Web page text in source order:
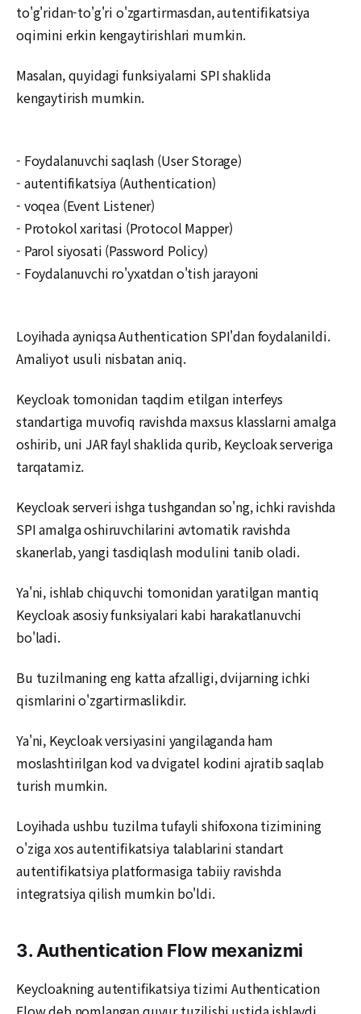
to'g'ridan-to'g'ri o'zgartirmasdan, autentifikatsiya
oqimini erkin kengaytirishlari mumkin.
Masalan, quyidagi funksiyalarni SPI shaklida
kengaytirish mumkin.
- Foydalanuvchi saqlash (User Storage)
- autentifikatsiya (Authentication)
- voqea (Event Listener)
- Protokol xaritasi (Protocol Mapper)
- Parol siyosati (Password Policy)
- Foydalanuvchi ro'yxatdan o'tish jarayoni
Loyihada ayniqsa Authentication SPI'dan foydalanildi.
Amaliyot usuli nisbatan aniq.
Keycloak tomonidan taqdim etilgan interfeys
standartiga muvofiq ravishda maxsus klasslarni amalga
oshirib, uni JAR fayl shaklida qurib, Keycloak serveriga
tarqatamiz.
Keycloak serveri ishga tushgandan so'ng, ichki ravishda
SPI amalga oshiruvchilarini avtomatik ravishda
skanerlab, yangi tasdiqlash modulini tanib oladi.
Ya'ni, ishlab chiquvchi tomonidan yaratilgan mantiq
Keycloak asosiy funksiyalari kabi harakatlanuvchi
bo'ladi.
Bu tuzilmaning eng katta afzalligi, dvijarning ichki
qismlarini o'zgartirmaslikdir.
Ya'ni, Keycloak versiyasini yangilaganda ham
moslashtirilgan kod va dvigatel kodini ajratib saqlab
turish mumkin.
Loyihada ushbu tuzilma tufayli shifoxona tizimining
o'ziga xos autentifikatsiya talablarini standart
autentifikatsiya platformasiga tabiiy ravishda
integratsiya qilish mumkin bo'ldi.
3. Authentication Flow mexanizmi
Keycloakning autentifikatsiya tizimi Authentication